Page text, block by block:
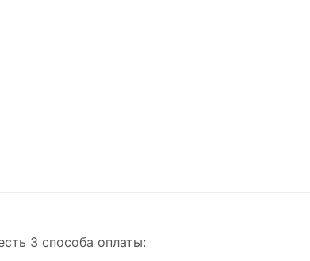
3 способа оплаты: